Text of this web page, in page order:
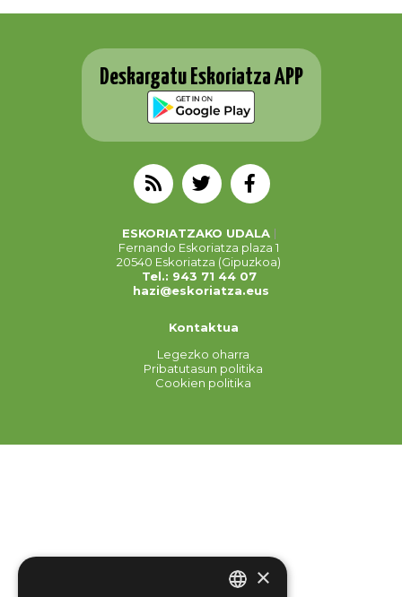
Deskargatu Eskoriatza APP
ESKORIATZAKO UDALA
Fernando Eskoriatza plaza 1
20540 Eskoriatza (Gipuzkoa)
Tel.: 943 71 44 07
hazi@eskoriatza.eus
Kontaktua
Legezko oharra
Pribatutasun politika
Cookien politika
×